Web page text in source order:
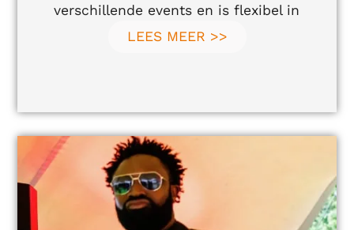
verschillende events en is flexibel in
LEES MEER >>